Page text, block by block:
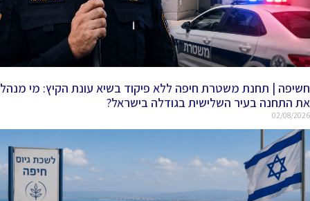
חשיפה | תחנת משטרת חיפה ללא פיקוד בשיא עונת הקיץ: מי מנהל
את התחנה בעיר השלישית בגודלה בישראל?
02/08/2026